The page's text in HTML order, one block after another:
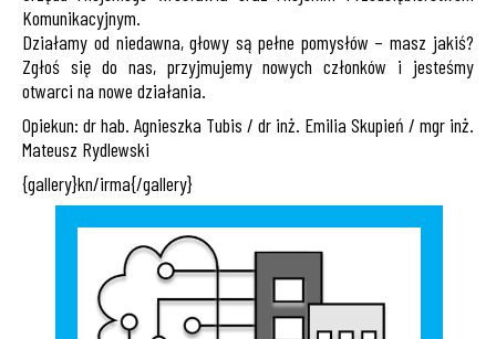
Komunikacyjnym.
Działamy od niedawna, głowy są pełne pomysłów – masz jakiś?
Zgłoś się do nas, przyjmujemy nowych członków i jesteśmy
otwarci na nowe działania.
Opiekun: dr hab. Agnieszka Tubis / dr inż. Emilia Skupień / mgr inż.
Mateusz Rydlewski
{gallery}kn/irma{/gallery}